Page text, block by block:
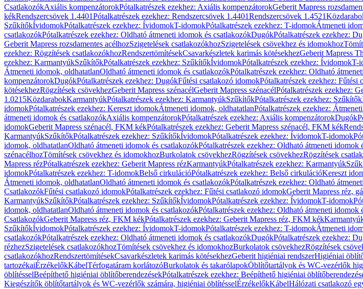
CsatlakozókAxiális kompenzátorokPótalkatrészek ezekhez: Axiális kompenzátorokGeberit Mapress
kékRendszercsövek 1.4401Pótalkatrészek ezekhez: Rendszercsövek 1.4401Rendszercsövek 1.4521
SzűkítőkÍvidomokPótalkatrészek ezekhez: ÍvidomokT-idomokPótalkatrészek ezekhez: T-idomokÁtmeneti
csatlakozókPótalkatrészek ezekhez: Oldható átmeneti idomok és csatlakozókDugókPótalkatrészek ezekhez:
Geberit Mapress rozsdamentes acélhozSzigetelések csatlakozókhozSzigetelések csövekhez és idomokhoz
ezekhez: Rögzítések csatlakozókhozRendszertömítésekCsavarkészletek karimás kötésekhezGeberit Mapress
ezekhez: KarmantyúkSzűkítőkPótalkatrészek ezekhez: SzűkítőkÍvidomokPótalkatrészek ezekhez: ÍvidomokT-
Átmeneti idomok, oldhatatlanOldható átmeneti idomok és csatlakozókPótalkatrészek ezekhez: Oldható
kompenzátorokDugókPótalkatrészek ezekhez: DugókFűtési csatlakozó idomokPótalkatrészek ezekhez: Fűtési
kötésekhezRögzítések csövekhezGeberit Mapress szénacélGeberit Mapress szénacélPótalkatrészek ezekhez:
1.0215KözdarabokKarmantyúkPótalkatrészek ezekhez: KarmantyúkSzűkítőkPótalkatrészek ezekhez: Szűkítők
idomokPótalkatrészek ezekhez: Kereszt idomokÁtmeneti idomok, oldhatatlanPótalkatrészek ezekhez:
átmeneti idomok és csatlakozókAxiális kompenzátorokPótalkatrészek ezekhez: Axiális kompenzátorokDugók
idomokGeberit Mapress szénacél, FKM kékPótalkatrészek ezekhez: Geberit Mapress szénacél, FKM kék
KarmantyúkSzűkítőkPótalkatrészek ezekhez: SzűkítőkÍvidomokPótalkatrészek ezekhez: ÍvidomokT-idomok
idomok, oldhatatlanOldható átmeneti idomok és csatlakozókPótalkatrészek ezekhez: Oldható átmeneti idomok
szénacélhozTömítések csövekhez és idomokhozBurkolatok csövekhezRögzítések csövekhezRögzítések
Mapress rézPótalkatrészek ezekhez: Geberit Mapress rézKarmantyúkPótalkatrészek ezekhez: Karmantyúk
idomokPótalkatrészek ezekhez: T-idomokBelső cirkulációPótalkatrészek ezekhez: Belső cirkulációKereszt
Átmeneti idomok, oldhatatlanOldható átmeneti idomok és csatlakozókPótalkatrészek ezekhez: Oldható
CsatlakozókFűtési csatlakozó idomokPótalkatrészek ezekhez: Fűtési csatlakozó idomokGeberit Mapress réz,
KarmantyúkSzűkítőkPótalkatrészek ezekhez: SzűkítőkÍvidomokPótalkatrészek ezekhez: ÍvidomokT-idomok
idomok, oldhatatlanOldható átmeneti idomok és csatlakozókPótalkatrészek ezekhez: Oldható átmeneti idomok
CsatlakozókGeberit Mapress réz, FKM kékPótalkatrészek ezekhez: Geberit Mapress réz, FKM kék
SzűkítőkÍvidomokPótalkatrészek ezekhez: ÍvidomokT-idomokPótalkatrészek ezekhez: T-idomokÁtmeneti
csatlakozókPótalkatrészek ezekhez: Oldható átmeneti idomok és csatlakozókDugókPótalkatrészek ezekhez:
rézhezSzigetelések csatlakozókhozTömítések csövekhez és idomokhozBurkolatok csövekhezRögzítések
csatlakozókhozRendszertömítésekCsavarkészletek karimás kötésekhezGeberit higiéniai rendszerHigiéniai
tartozékaiÉrzékelőkKábelTérfogatáram korlátozóBurkolatok és takarólapokÖblítőtartályok és WC-vezérlők
öblítésselBeépíthető higiéniai öblítőberendezésekPótalkatrészek ezekhez: Beépíthető higiéniai
Kiegészítők öblítőtartályok és WC-vezérlők számára, higiéniai öblítésselÉrzékelőkKábelHálózati csatlakozó